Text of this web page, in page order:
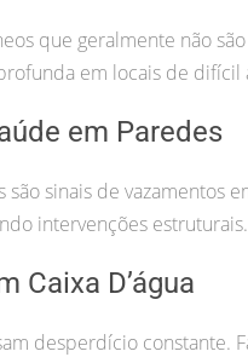
que geralmente não
em locais de difícil
em Paredes
sinais de vazamentos
intervenções estruturais.
Caixa D’água
desperdício